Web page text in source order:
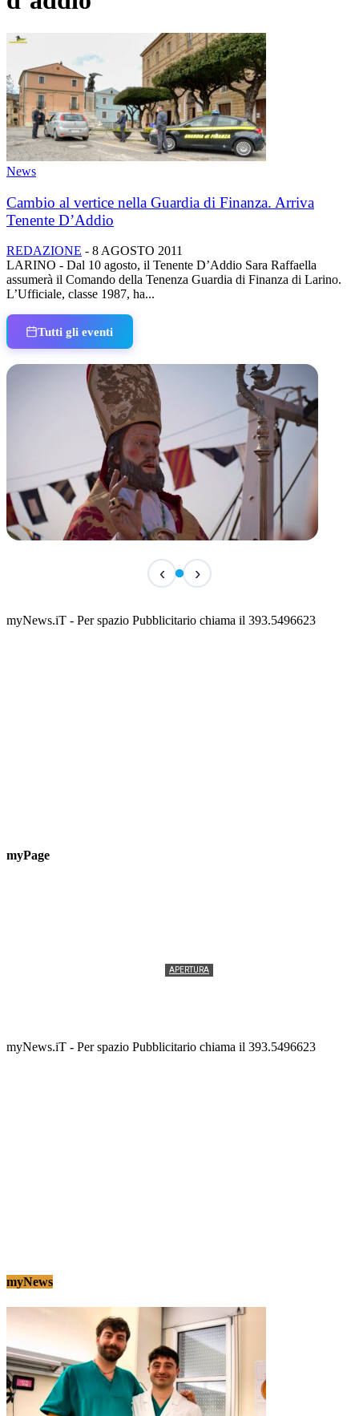
News
Cambio al vertice nella Guardia di Finanza. Arriva
Tenente D’Addio
REDAZIONE - 8 AGOSTO 2011
LARINO - Dal 10 agosto, il Tenente D’Addio Sara Raffaella
assumerà il Comando della Tenenza Guardia di Finanza di Larino.
L’Ufficiale, classe 1987, ha...
Tutti gli eventi
San Basso 2026 - il programma delle feste
‹ ›
myNews.iT - Per spazio Pubblicitario chiama il 393.5496623
myPage
APERTURA
myNews.iT - Per spazio Pubblicitario chiama il 393.5496623
myNews